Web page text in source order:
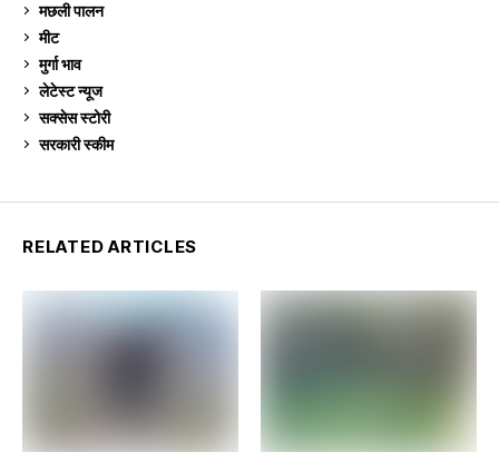
मछली पालन
मीट
मुर्गा भाव
लेटेस्ट न्यूज
सक्सेस स्टो‍री
सरकारी स्की‍म
RELATED ARTICLES